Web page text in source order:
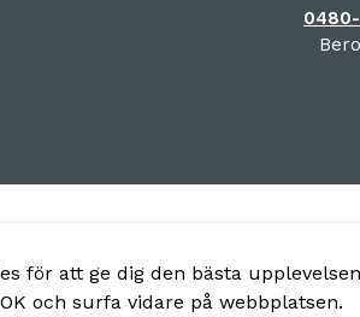
för att ge dig den bästa
och surfa vidare på webbplatsen.